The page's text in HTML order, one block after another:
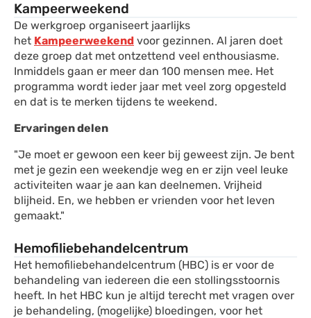
Kampeerweekend
De werkgroep organiseert jaarlijks
het Kampeerweekend voor gezinnen. Al jaren doet
deze groep dat met ontzettend veel enthousiasme.
Inmiddels gaan er meer dan 100 mensen mee. Het
programma wordt ieder jaar met veel zorg opgesteld
en dat is te merken tijdens te weekend.
Ervaringen delen
"Je moet er gewoon een keer bij geweest zijn. Je bent
met je gezin een weekendje weg en er zijn veel leuke
activiteiten waar je aan kan deelnemen. Vrijheid
blijheid. En, we hebben er vrienden voor het leven
gemaakt."
Hemofiliebehandelcentrum
Het hemofiliebehandelcentrum (HBC) is er voor de
behandeling van iedereen die een stollingsstoornis
heeft. In het HBC kun je altijd terecht met vragen over
je behandeling, (mogelijke) bloedingen, voor het